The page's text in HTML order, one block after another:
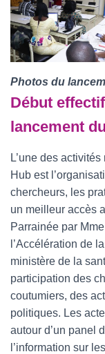
Photos du
Début
lancement
L’une des
Hub est
chercheurs, les
un meilleur accès
Parrainée par
l’Accélération de
ministère de la
participation des
coutumiers, des
politiques. Les
autour d’un panel
l’information sur